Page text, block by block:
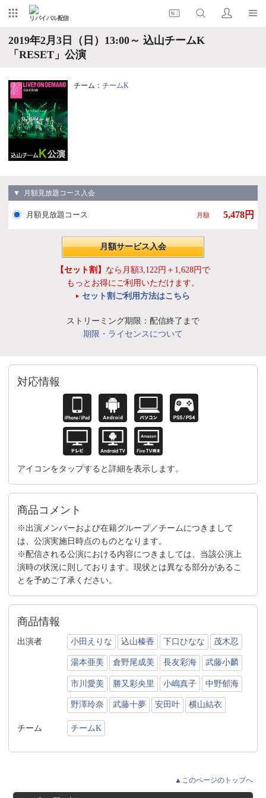
リバイバル配信
2019年2月3日（日）13:00～ 込山チームK
「RESET」公演
チーム： チームK
▼ 月額見放題コース入会
月額見放題コース 月額 5,478円
月額サービス入会
【セット割】 なら月額3,122円＋1,628円で
もっとお得にご利用いただけます。
セット割ご利用方法はこちら
ストリーミング期限：配信終了まで
期限・ライセンスについて
対応情報
アイコンをタップすると詳細を表示します。
商品コメント
※出演メンバーおよび在籍グループ／チームにつきまして
は、公演実施日時点のものとなります。
※配信される公演における内容につきましては、当該公演上
演時の状況に則しております。現状とは異なる部分があるこ
とを予めご了承ください。
商品情報
出演者 小田えりな 込山榛香 下口ひなな 茂木忍
湯本亜美 倉野尾成美 長友彩海 武藤小麟
市川愛美 勝又彩央里 小嶋真子 中野郁海
野澤玲奈 武藤十夢 安田叶 横山結衣
チーム チームK
▲このページのトップへ